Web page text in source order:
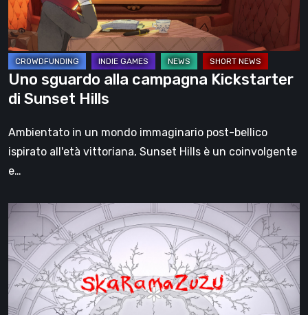
Sunset
Hills
Uno sguardo alla campagna Kickstarter
di Sunset Hills
Ambientato in un mondo immaginario post-bellico
ispirato all'età vittoriana, Sunset Hills è un coinvolgente
e…
Skaramazuzu
Recensione
del
Nuovo
Indie